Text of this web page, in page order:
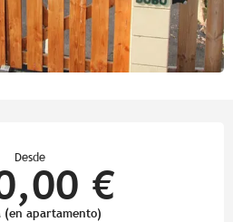
Desde
€
(en apartamento)